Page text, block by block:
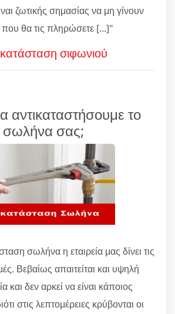
ζωτικής σημασίας να μη γίνουν
που θα τις πληρώσετε [...]"
σιφωνιού
αντικαταστήσουμε το
σωλήνα σας;
σωλήνα η εταιρεία μας δίνει τις
Βεβαίως απαιτείται και υψηλή
και δεν αρκεί να είναι κάποιος
στις λεπτομέρειες κρύβονται οι